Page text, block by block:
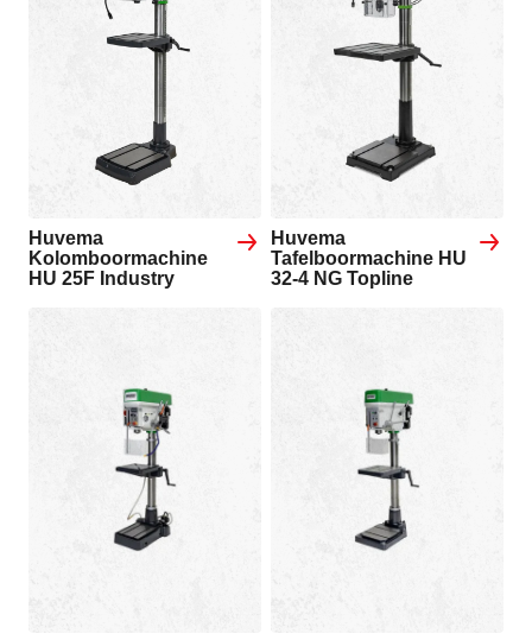
Huvema
Kolomboormachine
HU 25F Industry
Huvema
Tafelboormachine HU
32-4 NG Topline